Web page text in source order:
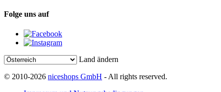
Folge uns auf
Land ändern
© 2010-2026 niceshops GmbH - All rights reserved.